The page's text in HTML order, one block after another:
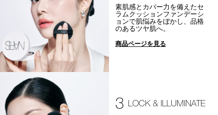
素肌感とカバー力を備えたセ
ラムクッションファンデーシ
ョンで肌悩みをぼかし、品格
のあるツヤ肌へ。
商品ページを見る
3 LOCK & ILLUMINATE